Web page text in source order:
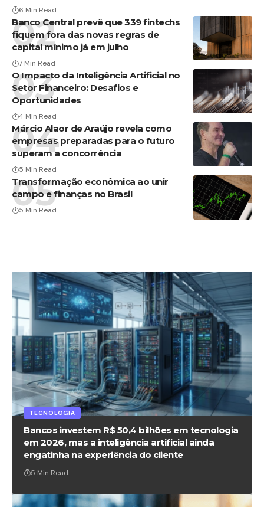
6 Min Read
Banco Central prevê que 339 fintechs
fiquem fora das novas regras de
capital mínimo já em julho
7 Min Read
O Impacto da Inteligência Artificial no
Setor Financeiro: Desafios e
Oportunidades
4 Min Read
Márcio Alaor de Araújo revela como
empresas preparadas para o futuro
superam a concorrência
5 Min Read
Transformação econômica ao unir
campo e finanças no Brasil
5 Min Read
TECNOLOGIA
Bancos investem R$ 50,4 bilhões em tecnologia
em 2026, mas a inteligência artificial ainda
engatinha na experiência do cliente
5 Min Read